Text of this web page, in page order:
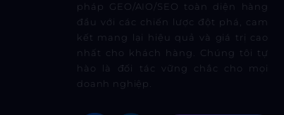
pháp GEO/AIO/SEO toàn diện hàng
đầu với các chiến lược đột phá, cam
kết mang lại hiệu quả và giá trị cao
nhất cho khách hàng. Chúng tôi tự
hào là đối tác vững chắc cho mọi
doanh nghiệp.